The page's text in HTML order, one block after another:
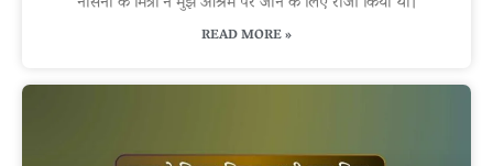
READ MORE »